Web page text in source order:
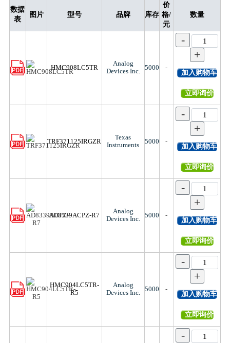
数据
表
图片 型号 品牌 库存
价
格/
元
数量
HMC908LC5TR
Analog
Devices Inc.
5000 -
-
+
加入购物车
立即询价
TRF371125IRGZR
Texas
Instruments
5000 -
-
+
加入购物车
立即询价
AD8339ACPZ-R7
Analog
Devices Inc.
5000 -
-
+
加入购物车
立即询价
HMC904LC5TR-
R5
Analog
Devices Inc.
5000 -
-
+
加入购物车
立即询价
-